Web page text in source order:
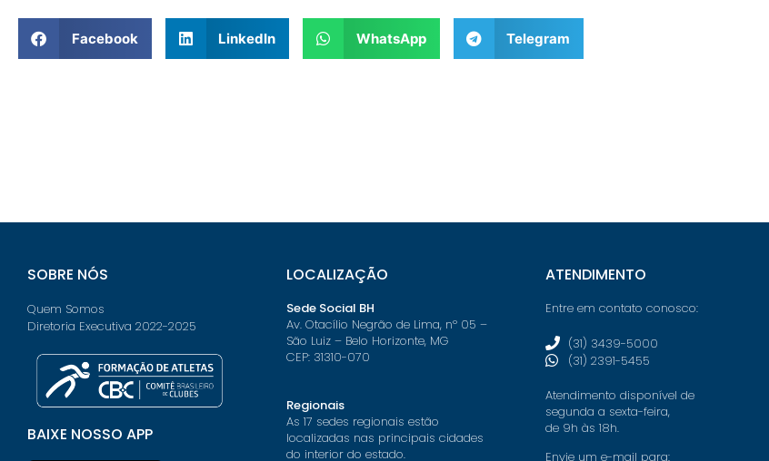
Facebook LinkedIn WhatsApp Telegram
SOBRE NÓS
Quem Somos
Diretoria Executiva 2022-2025
BAIXE NOSSO APP
LOCALIZAÇÃO
Sede Social BH
Av. Otacílio Negrão de Lima, nº 05 –
São Luiz – Belo Horizonte, MG
CEP: 31310-070
Regionais
As 17 sedes regionais estão
localizadas nas principais cidades
do interior do estado.
ATENDIMENTO
Entre em contato conosco:
(31) 3439-5000
(31) 2391-5455
Atendimento disponível de
segunda a sexta-feira,
de 9h às 18h.
Envie um e-mail para: